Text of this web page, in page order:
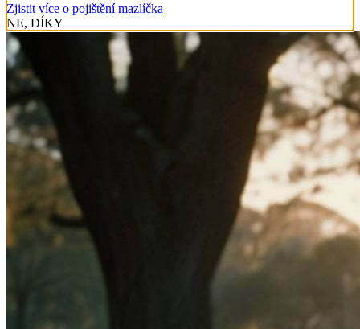
Zjistit více o pojištění mazlíčka
NE, DÍKY